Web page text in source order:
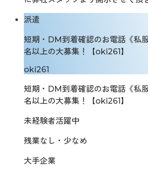
派遣
短期・DM到着確認のお電話《私
名以上の大募集！【oki261】
oki261
短期・DM到着確認のお電話《私
名以上の大募集！【oki261】
未経験者活躍中
残業なし・少なめ
大手企業